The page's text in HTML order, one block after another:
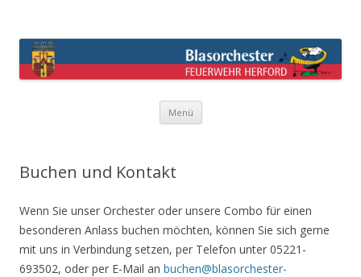
überraschend anders !
Menü Springe
Inhalt
Buchen und Kontakt
Wenn Sie unser Orchester oder unsere Combo für einen
besonderen Anlass buchen möchten, können Sie sich gerne
mit uns in Verbindung setzen, per Telefon unter 05221-
693502, oder per E-Mail an buchen@blasorchester-